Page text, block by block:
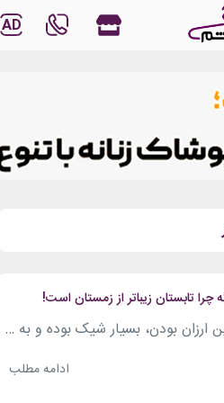
AD
چرا تابستان زیباتر از زمستان است!
کلاه‌های حصیری در عین ارزان بودن، بسیار شیک بوده و به راحتی با استایل هماهنگ می‌شوند. این کلاه‌ها توسط کشاورزان، باغبانان، قایقرانان و بسیاری از افراد دیگر، از دیرباز مورد استفاده قرار می‌گرفته است؛ اما فراتر از کاربردهای فنی، کلاه‌های حصیری به عنوان اکسسوری‌هایی شیک در دنیای مد و فشن نیز مورد استفاده قرار گرفته...
ادامه مطلب